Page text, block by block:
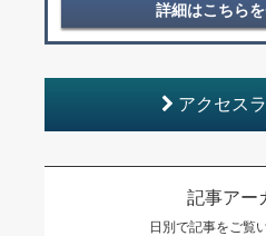
詳細はこちらを
アクセス
記事アー
日別で記事をご覧